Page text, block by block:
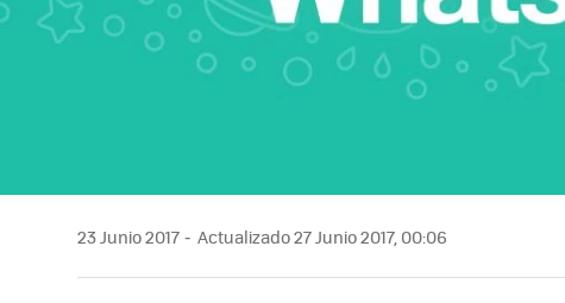
23 Junio 2017 Actualizado 27 Junio 2017, 00:06